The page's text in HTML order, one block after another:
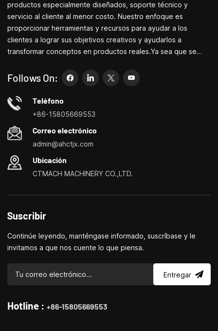
productos especialmente diseñados, soporte técnico y
servicio al cliente al menor costo. Nuestro enfoque es
proporcionar herramientas y recursos para ayudar a los
clientes a lograr sus objetivos creativos y ayudarlos a
transformar conceptos en productos reales.Ya sea que se
simplemente sea un emprendedor creativo, las pequeñas
máquinas herramienta de Bite pueden permitirle satisfacer sus
necesidades de manera más fácil, rápida y
económica.Especializados en pequeños centros de
domésticos, taladradoras y fresadoras domésticas, pequeños
tornos, taladradores y fresadores multifuncionales.
Follows On:
Teléfono
+86-15805669553
Correo electrónico
admin@ahctjx.com
Ubicación
CTMACH MACHINERY CO.,LTD.
Suscribir
Continúe leyendo, manténgase informado, suscríbase y le
invitamos a que nos cuente lo que piensa.
Entregar
Hotline : +86-15805669553